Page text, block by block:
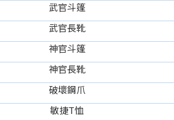
武官斗篷
武官長靴
神官斗篷
神官長靴
破壞鋼爪
敏捷T恤